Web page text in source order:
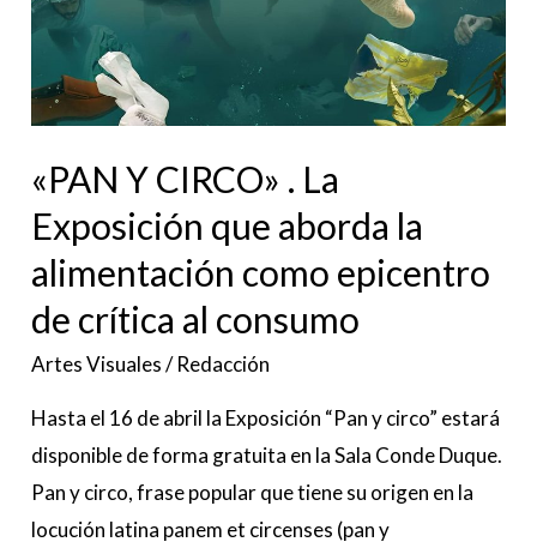
«PAN Y CIRCO» . La
Exposición que aborda la
alimentación como epicentro
de crítica al consumo
Artes Visuales/Redacción
Hasta el 16 de abril la Exposición “Pan y circo” estará
disponible de forma gratuita en la Sala Conde Duque.
Pan y circo, frase popular que tiene su origen en la
locución latina panem et circenses (pan y
La
Exposición
que
la
alimentación
como
epicentro
de
crítica
consumo